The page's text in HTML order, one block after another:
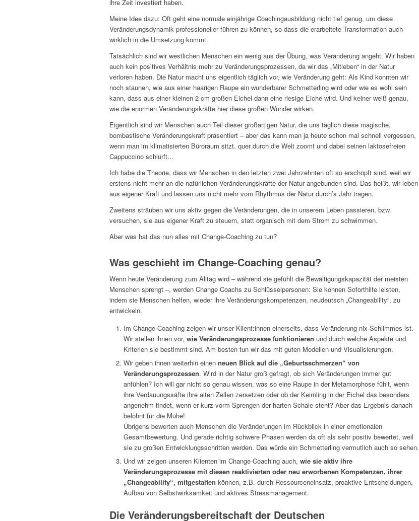
ihre Zeit investiert haben.
Meine Idee dazu: Oft geht eine normale einjährige Coachingausbildung nicht tief genug, um diese
Veränderungsdynamik professioneller führen zu können, so dass die erarbeitete Transformation auch
wirklich in die Umsetzung kommt.
Tatsächlich sind wir westlichen Menschen ein wenig aus der Übung, was Veränderung angeht. Wir haben
auch kein positives Verhältnis mehr zu Veränderungsprozessen, da wir das „Mitleben“ in der Natur
verloren haben. Die Natur macht uns eigentlich täglich vor, wie Veränderung geht: Als Kind konnten wir
noch staunen, wie aus einer haarigen Raupe ein wunderbarer Schmetterling wird oder wie es wohl sein
kann, dass aus einer kleinen 2 cm großen Eichel dann eine riesige Eiche wird. Und keiner weiß genau,
wie die enormen Veränderungskräfte hier diese großen Wunder wirken.
Eigentlich sind wir Menschen auch Teil dieser großartigen Natur, die uns täglich diese magische,
bombastische Veränderungskraft präsentiert – aber das kann man ja heute schon mal schnell vergessen,
wenn man im klimatisierten Büroraum sitzt, quer durch die Welt zoomt und dabei seinen laktosefreien
Cappuccino schlürft…
Ich habe die Theorie, dass wir Menschen in den letzten zwei Jahrzehnten oft so erschöpft sind, weil wir
erstens nicht mehr an die natürlichen Veränderungskräfte der Natur angebunden sind. Das heißt, wir leben
aus eigener Kraft und lassen uns nicht mehr vom Rhythmus der Natur durch’s Jahr tragen.
Zweitens sträuben wir uns aktiv gegen die Veränderungen, die in unserem Leben passieren, bzw.
versuchen, sie aus eigener Kraft zu steuern, statt organisch mit dem Strom zu schwimmen.
Aber was hat das nun alles mit Change-Coaching zu tun?
Was geschieht im Change-Coaching genau?
Wenn heute Veränderung zum Alltag wird – während sie gefühlt die Bewältigungskapazität der meisten
Menschen sprengt –, werden Change Coachs zu Schlüsselpersonen: Sie können Soforthilfe leisten,
indem sie Menschen helfen, wieder ihre Veränderungskompetenzen, neudeutsch „Changeability“, zu
entwickeln.
Im Change-Coaching zeigen wir unser Klient:innen einerseits, dass Veränderung nix Schlimmes ist.
Wir stellen ihnen vor, wie Veränderungsprozesse funktionieren und durch welche Aspekte und
Kriterien sie bestimmt sind. Am besten tun wir das mit guten Modellen und Visualisierungen.
Wir geben ihnen weiterhin einen neuen Blick auf die „Geburtsschmerzen“ von
Veränderungsprozessen. Wird in der Natur groß gefragt, ob sich Veränderungen immer gut
anfühlen? Ich will gar nicht so genau wissen, was so eine Raupe in der Metamorphose fühlt, wenn
ihre Verdauungssäfte ihre alten Zellen zersetzen oder ob der Keimling in der Eichel das besonders
angenehm findet, wenn er kurz vorm Sprengen der harten Schale steht? Aber das Ergebnis danach
belohnt für die Mühe!
Übrigens bewerten auch Menschen die Veränderungen im Rückblick in einer emotionalen
Gesamtbewertung. Und gerade richtig schwere Phasen werden da oft als sehr positiv bewertet, weil
sie zu großen Entwicklungsschritten werden. Das würde ein Schmetterling vermutlich auch so sehen.
Und wir zeigen unseren Klienten im Change-Coaching auch, wie sie aktiv ihre
Veränderungsprozesse mit diesen reaktivierten oder neu erworbenen Kompetenzen, ihrer
„Changeability“, mitgestalten können, z.B. durch Ressourceneinsatz, proaktive Entscheidungen,
Aufbau von Selbstwirksamkeit und aktives Stressmanagement.
Die Veränderungsbereitschaft der Deutschen